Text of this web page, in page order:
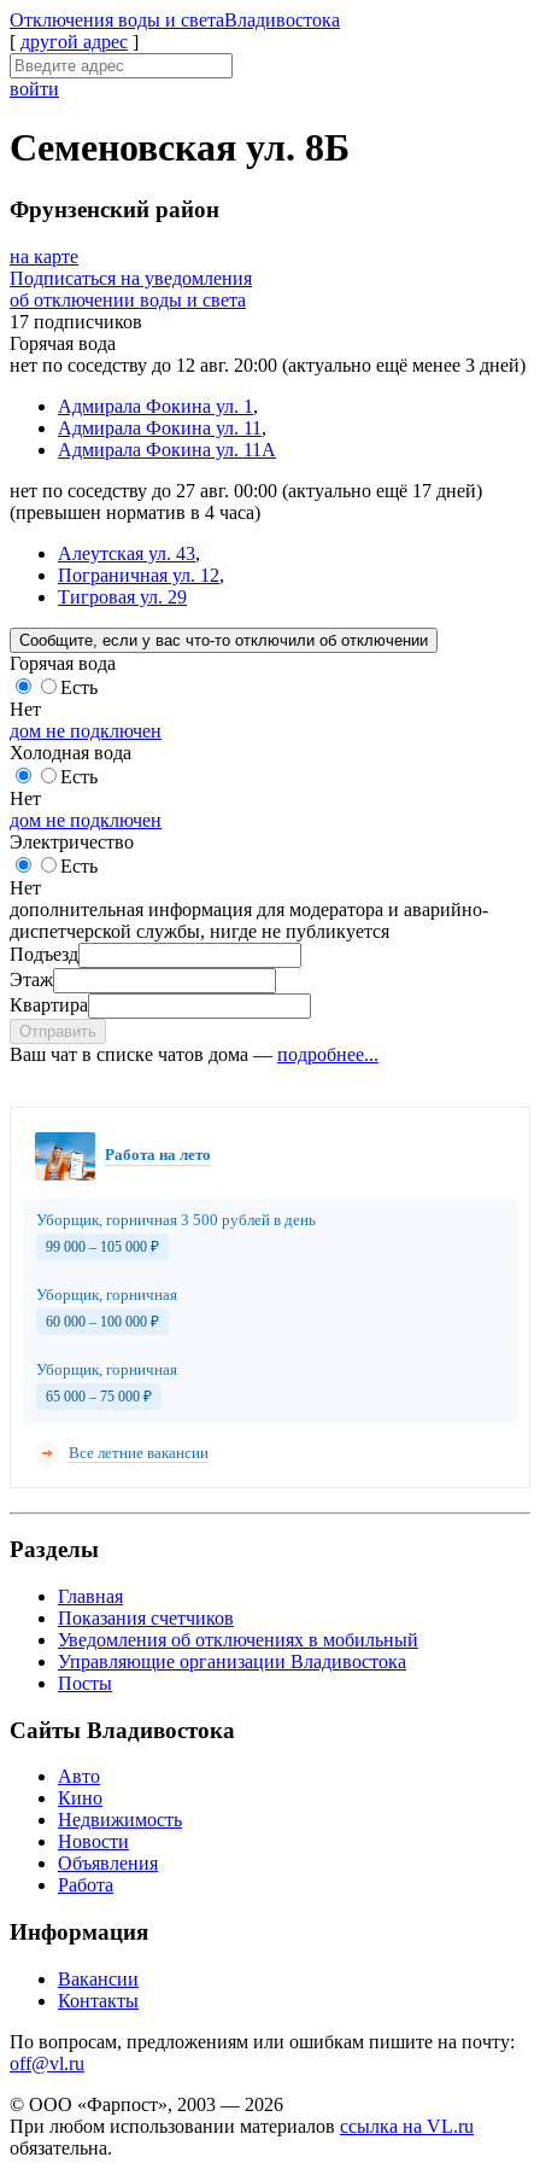
Отключения воды и светаВладивостока
[ другой адрес ]
войти
Семеновская ул. 8Б
Фрунзенский район
на карте
Подписаться на уведомления
об отключении воды и света
17 подписчиков
Горячая вода
нет по соседству до 12 авг. 20:00 (актуально ещё менее 3 дней)
Адмирала Фокина ул. 1 ,
Адмирала Фокина ул. 11 ,
Адмирала Фокина ул. 11А
нет по соседству до 27 авг. 00:00 (актуально ещё 17 дней)
(превышен норматив в 4 часа)
Алеутская ул. 43,
Пограничная ул. 12,
Тигровая ул. 29
Сообщите , если у вас что-то отключили об отключении
Горячая вода
Есть
Нет
дом не подключен
Холодная вода
Есть
Нет
дом не подключен
Электричество
Есть
Нет
дополнительная информация для модератора и аварийно-
диспетчерской службы, нигде не публикуется
Подъезд
Этаж
Квартира
Отправить
Ваш чат в списке чатов дома — подробнее...
Работа на лето
Уборщик, горничная 3 500 рублей в день
99 000 – 105 000 ₽
Уборщик, горничная
60 000 – 100 000 ₽
Уборщик, горничная
65 000 – 75 000 ₽
Все летние вакансии
Разделы
Главная
Показания счетчиков
Уведомления об отключениях в мобильный
Управляющие организации Владивостока
Посты
Сайты Владивостока
Авто
Кино
Недвижимость
Новости
Объявления
Работа
Информация
Вакансии
Контакты
По вопросам, предложениям или ошибкам пишите на почту:
off@vl.ru
© ООО «Фарпост», 2003 — 2026
При любом использовании материалов ссылка на VL.ru
обязательна.